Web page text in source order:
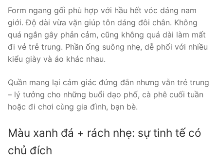
Form ngang gối phù hợp với hầu hết vóc dáng nam
giới. Độ dài vừa vặn giúp tôn dáng đôi chân. Không
quá ngắn gây phản cảm, cũng không quá dài làm mất
đi vẻ trẻ trung. Phần ống suông nhẹ, dễ phối với nhiều
kiểu giày và áo khác nhau.
Quần mang lại cảm giác đứng đắn nhưng vẫn trẻ trung
– lý tưởng cho những buổi dạo phố, cà phê cuối tuần
hoặc đi chơi cùng gia đình, bạn bè.
Màu xanh đá + rách nhẹ: sự tinh tế có
chủ đích